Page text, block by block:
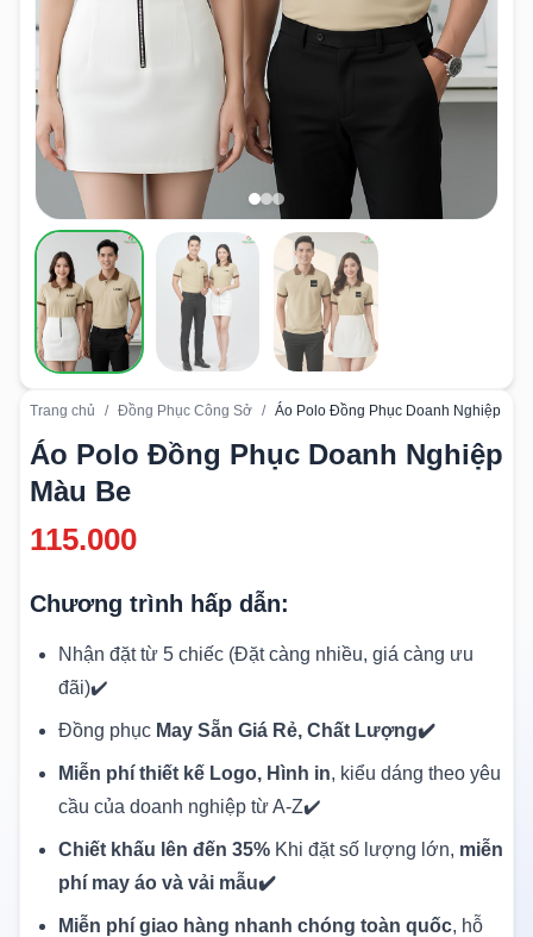
Trang chủ / Đồng Phục Công Sở / Áo Polo Đồng Phục Doanh Nghiệp
Áo Polo Đồng Phục Doanh Nghiệp
Màu Be
115.000
Chương trình hấp dẫn:
Nhận đặt từ 5 chiếc (Đặt càng nhiều, giá càng ưu
đãi)✔️
Đồng phục May Sẵn Giá Rẻ, Chất Lượng✔️
Miễn phí thiết kế Logo, Hình in, kiểu dáng theo yêu
cầu của doanh nghiệp từ A-Z✔️
Chiết khấu lên đến 35% Khi đặt số lượng lớn, miễn
phí may áo và vải mẫu✔️
Miễn phí giao hàng nhanh chóng toàn quốc, hỗ